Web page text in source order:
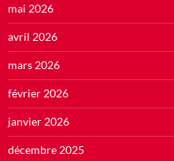
mai 2026
avril 2026
mars 2026
février 2026
janvier 2026
décembre 2025